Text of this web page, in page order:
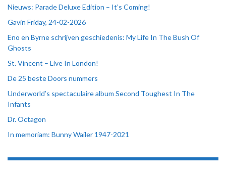
Nieuws: Parade Deluxe Edition – It’s Coming!
Gavin Friday, 24-02-2026
Eno en Byrne schrijven geschiedenis: My Life In The Bush Of
Ghosts
St. Vincent – Live In London!
De 25 beste Doors nummers
Underworld’s spectaculaire album Second Toughest In The
Infants
Dr. Octagon
In memoriam: Bunny Wailer 1947-2021